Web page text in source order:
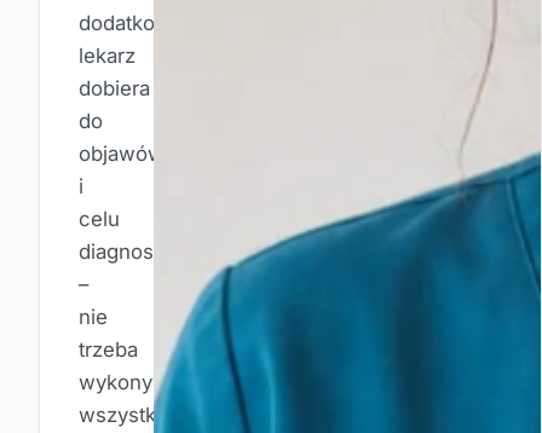
dodatkowe
lekarz
dobiera
do
objawów
i
celu
diagnostyki
–
nie
trzeba
wykonywać
wszystkich